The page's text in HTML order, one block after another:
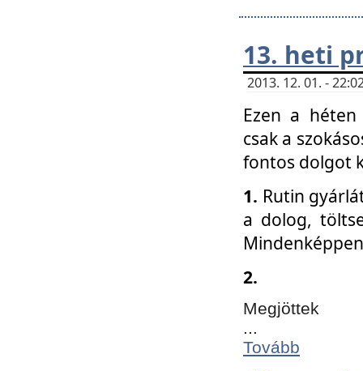
13. heti
2013. 12. 01. -
Ezen a
csak a
fontos dolgot
1. Rutin
a dolog,
2.
Megjöttek
...
Tovább